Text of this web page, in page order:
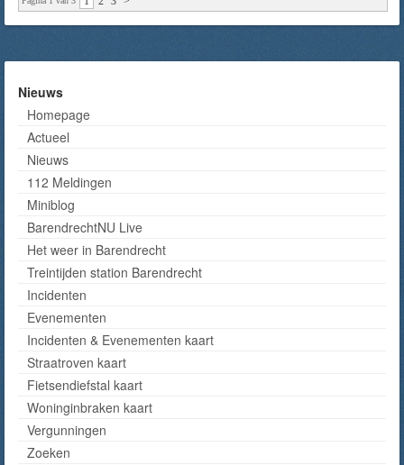
Nieuws
Homepage
Actueel
Nieuws
112 Meldingen
Miniblog
BarendrechtNU Live
Het weer in Barendrecht
Treintijden station Barendrecht
Incidenten
Evenementen
Incidenten & Evenementen kaart
Straatroven kaart
Fietsendiefstal kaart
Woninginbraken kaart
Vergunningen
Zoeken